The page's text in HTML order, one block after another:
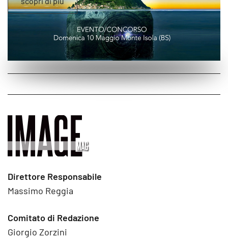
Direttore Responsabile
Massimo Reggia
Comitato di Redazione
Giorgio Zorzini